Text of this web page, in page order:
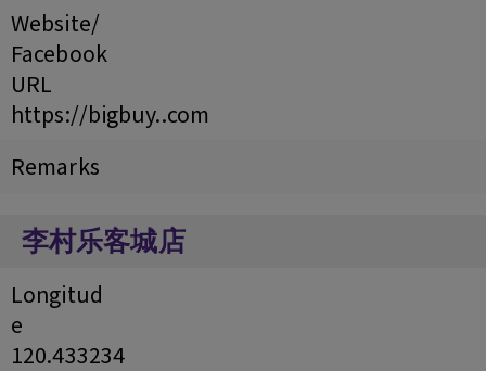
Website/
Facebook
URL
https://bigbuy..com
Remarks
李村乐客城店
Longitud
e
120.433234